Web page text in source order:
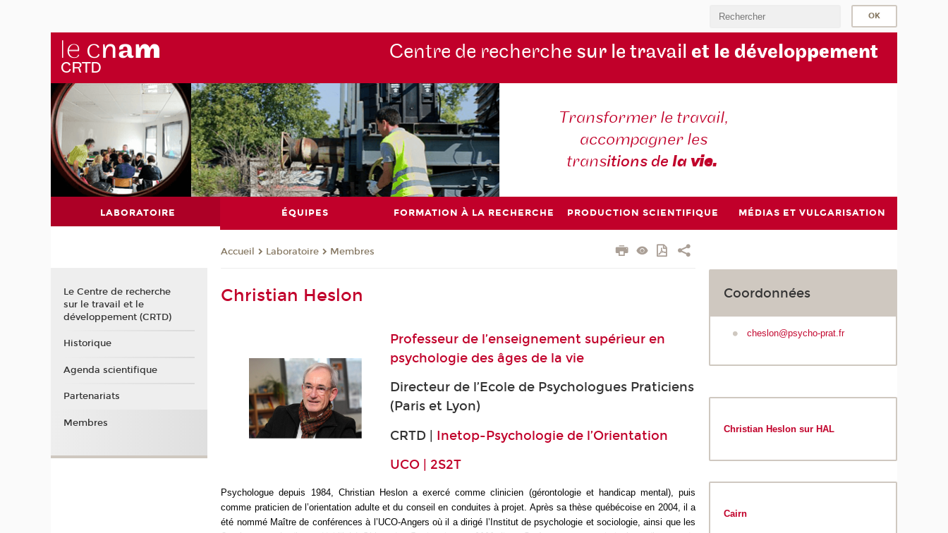
Centre de recherche sur le travail et le développement
Transformer le travail,
accompagner les
transitions de lavie.
LABORATOIRE ÉQUIPES FORMATION À LA RECHERCHE PRODUCTION SCIENTIFIQUE MÉDIAS ET VULGARISATION
Accueil Laboratoire Membres
Christian Heslon
Professeur de l’enseignement supérieur en
psychologie des âges de la vie
Directeur de l’Ecole de Psychologues Praticiens
(Paris et Lyon)
CRTD |
Inetop-Psychologie de l’Orientation
UCO | 2S2T
Psychologue depuis 1984, Christian Heslon a exercé comme clinicien (gérontologie et handicap mental), puis
comme praticien de l’orientation adulte et du conseil en conduites à projet. Après sa thèse québécoise en 2004, il a
été nommé Maître de conférences à l’UCO-Angers où il a dirigé l’Institut de psychologie et sociologie, ainsi que les
Coordonnées
cheslon@psycho-prat.fr
Christian Heslon sur HAL
Cairn
Le Centre de recherche
sur le travail et le
développement (CRTD)
Historique
Agenda scientifique
Partenariats
Membres